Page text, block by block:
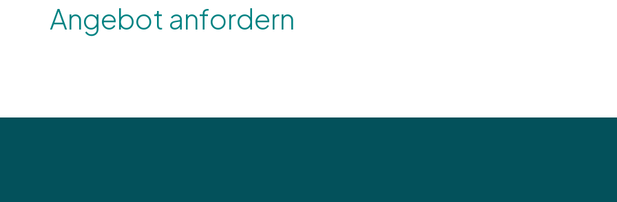
Angebot anfordern